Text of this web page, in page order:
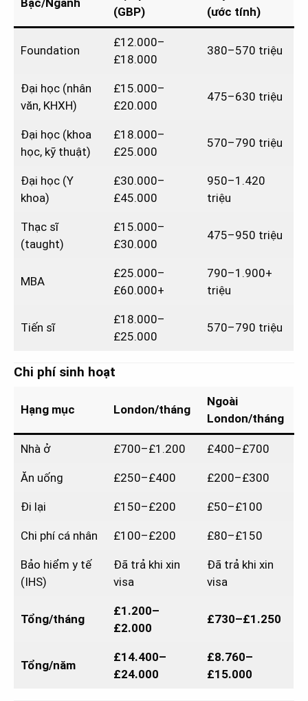
Bậc/Ngành
(GBP)
(ước tính)
Foundation
£12.000–
£18.000
380–570 triệu
Đại học (nhân
văn, KHXH)
£15.000–
£20.000
475–630 triệu
Đại học (khoa
học, kỹ thuật)
£18.000–
£25.000
570–790 triệu
Đại học (Y
khoa)
£30.000–
£45.000
950–1.420
triệu
Thạc sĩ
(taught)
£15.000–
£30.000
475–950 triệu
MBA
£25.000–
£60.000+
790–1.900+
triệu
Tiến sĩ
£18.000–
£25.000
570–790 triệu
Chi phí sinh hoạt
Hạng mục London/tháng
Ngoài
London/tháng
Nhà ở £700–£1.200 £400–£700
Ăn uống £250–£400 £200–£300
Đi lại £150–£200 £50–£100
Chi phí cá nhân £100–£200 £80–£150
Bảo hiểm y tế
(IHS)
Đã trả khi xin
visa
Đã trả khi xin
visa
Tổng/tháng
£1.200–
£2.000
£730–£1.250
Tổng/năm
£14.400–
£24.000
£8.760–
£15.000